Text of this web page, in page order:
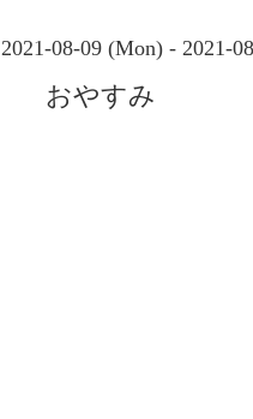
2021-08-09 (Mon) - 2021-
おやすみ